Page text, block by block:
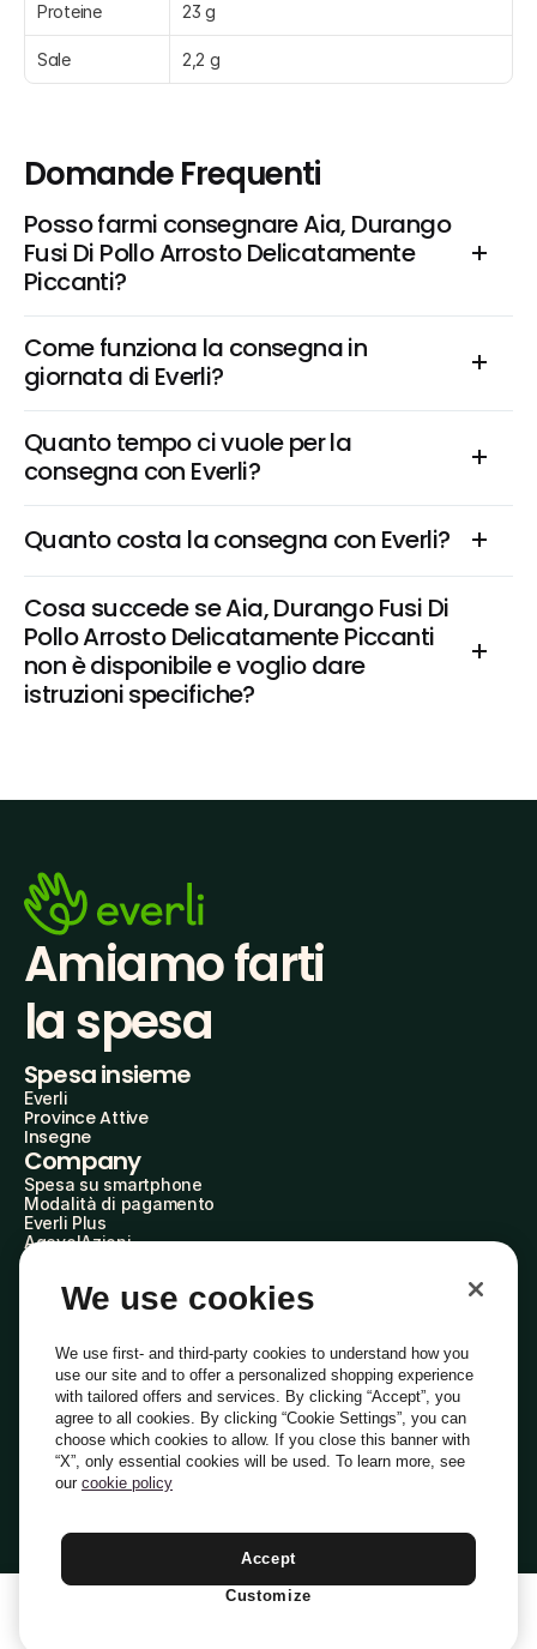
Proteine 23 g
Sale 2,2 g
Domande Frequenti
Posso farmi consegnare Aia, Durango
Fusi Di Pollo Arrosto Delicatamente
Piccanti?
Come funziona la consegna in
giornata di Everli?
Quanto tempo ci vuole per la
consegna con Everli?
Quanto costa la consegna con Everli?
Cosa succede se Aia, Durango Fusi Di
Pollo Arrosto Delicatamente Piccanti
non è disponibile e voglio dare
istruzioni specifiche?
Amiamo farti
la spesa
Spesa insieme
Everli
Province Attive
Insegne
Company
Spesa su smartphone
Modalità di pagamento
Everli Plus
AgevolAzioni
Everli Shoppers
Scopri chi siamo
Domande frequenti
Lavora con noi
Diventa Shopper
Investitori
PrivacyCookiePreferenze Cookie
Termini e Condizioni
Italiano
We use cookies
We use first- and third-party cookies to understand how you
use our site and to offer a personalized shopping experience
with tailored offers and services. By clicking “Accept”, you
agree to all cookies. By clicking “Cookie Settings”, you can
choose which cookies to allow. If you close this banner with
“X”, only essential cookies will be used. To learn more, see
our cookie policy
Accept
Customize